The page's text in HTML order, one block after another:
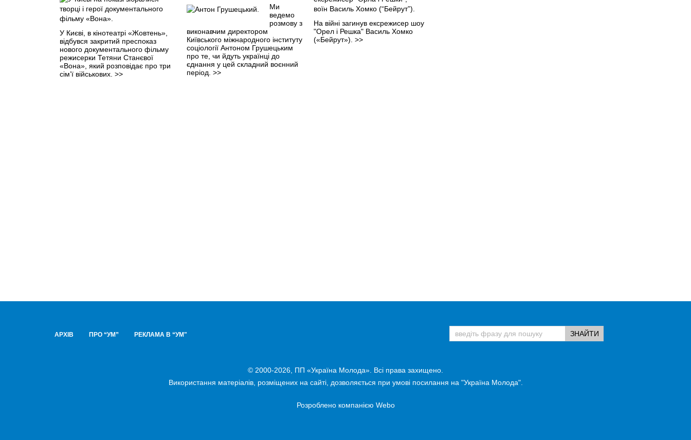
У Києві, в кінотеатрі «Жовтень»,
відбувся закритий преспоказ
нового документального фільму
режисерки Тетяни Станєвої
«Вона», який розповідає про три
сім’ї військових. >>
Ми
ведемо
розмову з
виконавчим директором
Київського міжнародного інституту
соціології Антоном Грушецьким
про те, чи йдуть українці до
єднання у цей складний воєнний
період. >>
На війні загинув ексрежисер шоу
"Орел і Решка" Василь Хомко
(«Бейрут»). >>
АРХІВ ПРО “УМ” РЕКЛАМА В “УМ"
© 2000-2026, ПП «Україна Молода». Всі права захищено.
Використання матеріалів, розміщених на сайті, дозволяється при умові посилання на "Україна Молода".
Розроблено компанією Webo